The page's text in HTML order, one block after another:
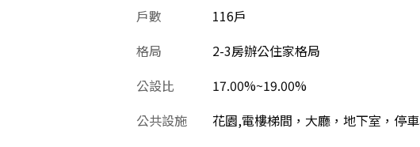
戶數
116戶
格局
2-3房辦公住家格局
公設比
17.00%~19.00%
公共設施 花園,電樓梯間，大廳，地下室，停